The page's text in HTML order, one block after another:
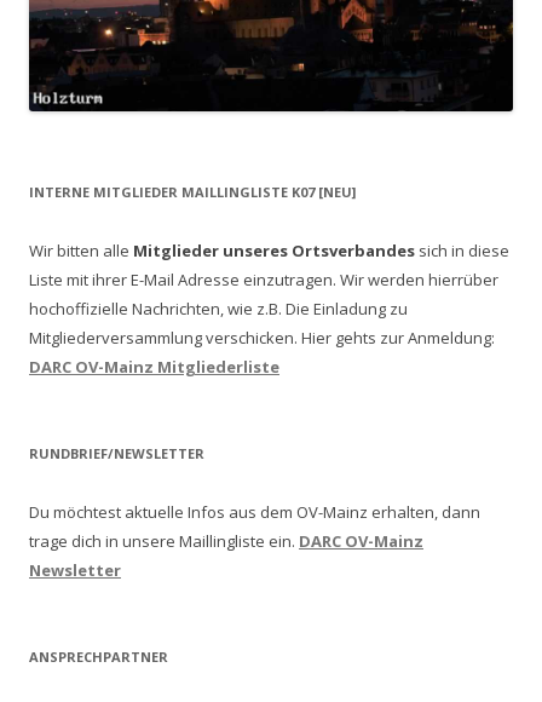
INTERNE MITGLIEDER MAILLINGLISTE K07 [NEU]
Wir bitten alle Mitglieder unseres Ortsverbandes sich in diese
Liste mit ihrer E-Mail Adresse einzutragen. Wir werden hierrüber
hochoffizielle Nachrichten, wie z.B. Die Einladung zu
Mitgliederversammlung verschicken. Hier gehts zur Anmeldung:
DARC OV-Mainz Mitgliederliste
RUNDBRIEF/NEWSLETTER
Du möchtest aktuelle Infos aus dem OV-Mainz erhalten, dann
trage dich in unsere Maillingliste ein. DARC OV-Mainz
Newsletter
ANSPRECHPARTNER